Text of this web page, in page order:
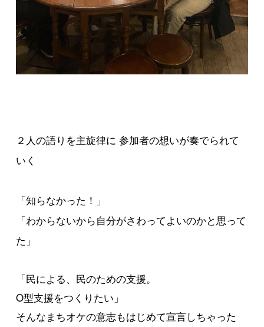
２人の語りを主旋律に 参加者の想いが奏でられて
いく
「知らなかった！」
「わからないから自分がさわってよいのかと思って
た」
「民による、民のための支援。
O型支援をつくりたい」
そんなまちオケの意志もはじめて宣言しちゃった